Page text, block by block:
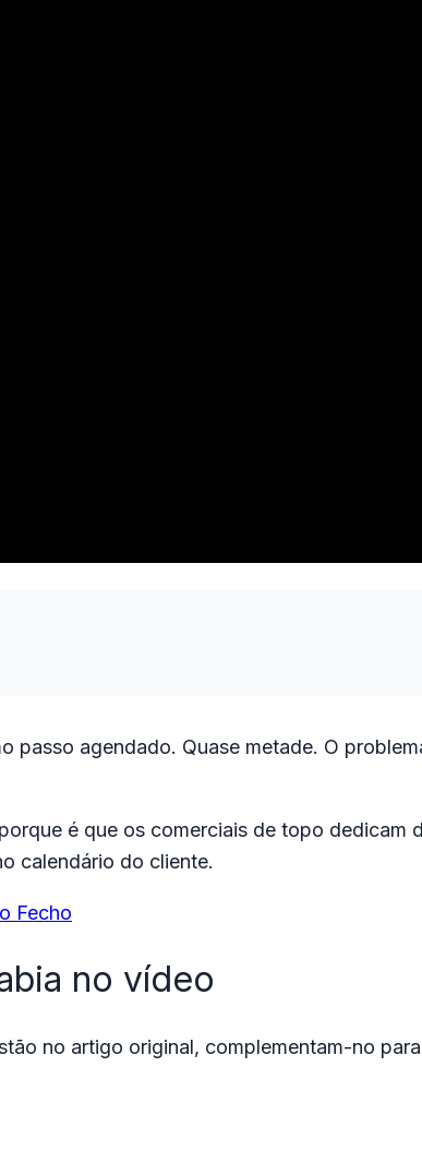
passo agendado. Quase metade. O
é que os comerciais de topo dedicam
calendário do cliente.
Fecho
no vídeo
no artigo original, complementam-no